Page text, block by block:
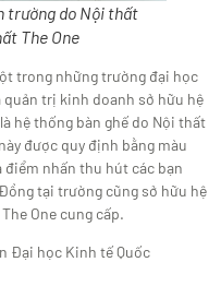
trường do Nội thất
The One
trong những trường đại học
quản trị kinh doanh sở hữu hệ
hệ thống bàn ghế do Nội thất
được quy định bằng màu
điểm nhấn thu hút các bạn
tại trường cũng sở hữu hệ
One cung cấp.